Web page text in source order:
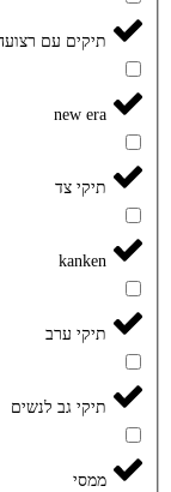
תיקים עם
new era
תיקי צד
kanken
תיקי ערב
תיקי גב לנשים
ממסי